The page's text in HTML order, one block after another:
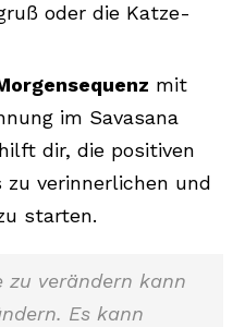
oder die Katze-
mit
im Savasana
dir, die positiven
zu verinnerlichen und
starten.
zu verändern kann
Es kann